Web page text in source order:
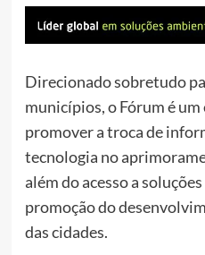
Direcionado sobretudo
municípios, o Fórum é
promover a troca de
tecnologia no
além do acesso a
promoção do
das cidades.